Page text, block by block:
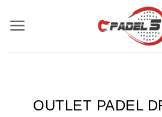
OUTLET PADEL